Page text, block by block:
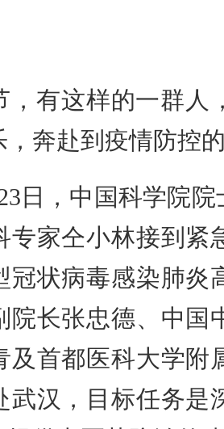
，有这样的一群人
，奔赴到疫情防控
日，中国科学院
专家仝小林接到紧
冠状病毒感染肺炎
院长张忠德、中国
及首都医科大学附
武汉，目标任务是